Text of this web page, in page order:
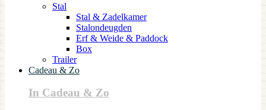
Stal
Stal & Zadelkamer
Stalondeugden
Erf & Weide & Paddock
Box
Trailer
Cadeau & Zo
In Cadeau & Zo